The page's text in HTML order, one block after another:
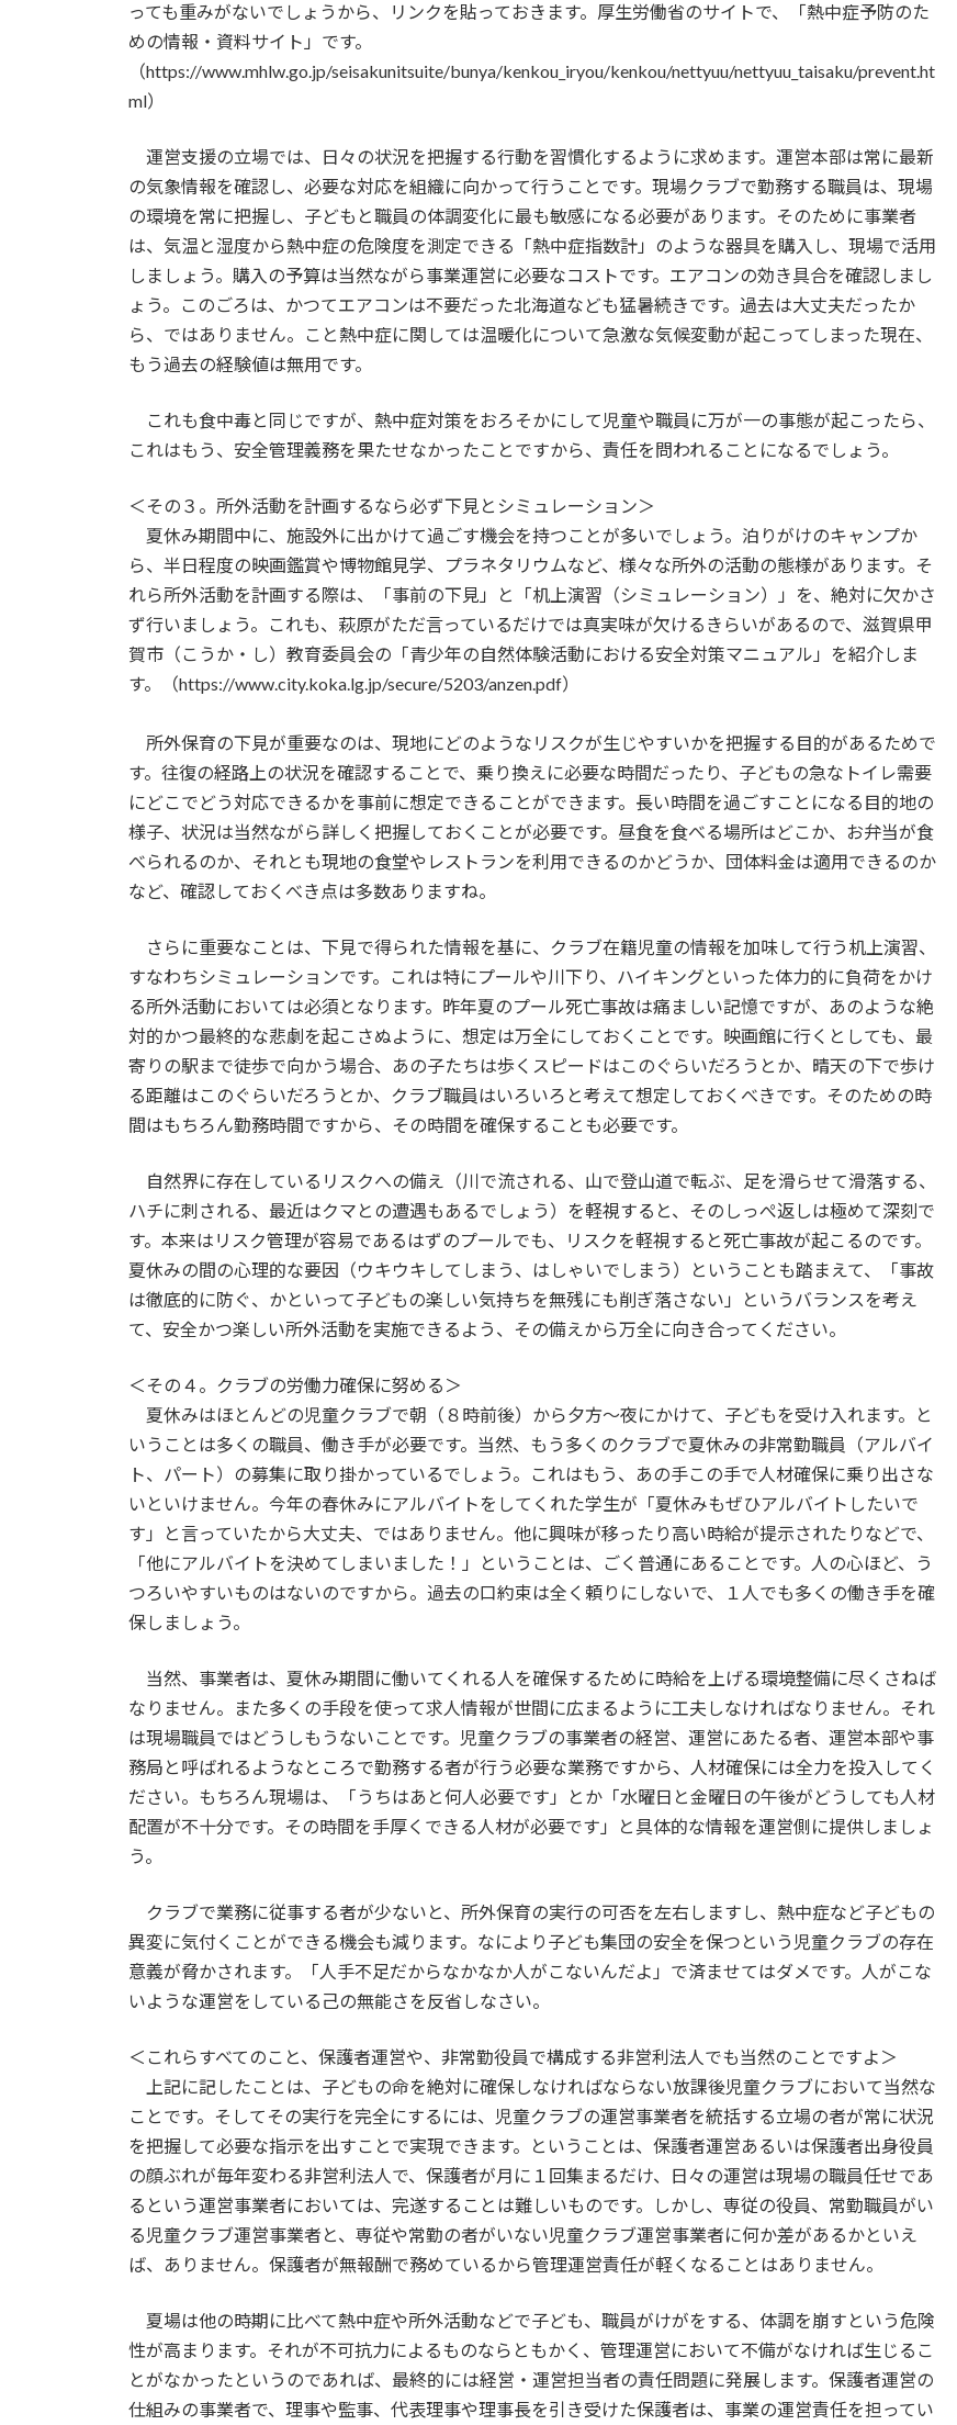
っても重みがないでしょうから、リンクを貼っておきます。厚生労働省のサイトで、「熱中症予防のた
めの情報・資料サイト」です。
（https://www.mhlw.go.jp/seisakunitsuite/bunya/kenkou_iryou/kenkou/nettyuu/nettyuu_taisaku/prevent.ht
ml）
運営支援の立場では、日々の状況を把握する行動を習慣化するように求めます。運営本部は常に最新
の気象情報を確認し、必要な対応を組織に向かって行うことです。現場クラブで勤務する職員は、現場
の環境を常に把握し、子どもと職員の体調変化に最も敏感になる必要があります。そのために事業者
は、気温と湿度から熱中症の危険度を測定できる「熱中症指数計」のような器具を購入し、現場で活用
しましょう。購入の予算は当然ながら事業運営に必要なコストです。エアコンの効き具合を確認しまし
ょう。このごろは、かつてエアコンは不要だった北海道なども猛暑続きです。過去は大丈夫だったか
ら、ではありません。こと熱中症に関しては温暖化について急激な気候変動が起こってしまった現在、
もう過去の経験値は無用です。
これも食中毒と同じですが、熱中症対策をおろそかにして児童や職員に万が一の事態が起こったら、
これはもう、安全管理義務を果たせなかったことですから、責任を問われることになるでしょう。
＜その３。所外活動を計画するなら必ず下見とシミュレーション＞
夏休み期間中に、施設外に出かけて過ごす機会を持つことが多いでしょう。泊りがけのキャンプか
ら、半日程度の映画鑑賞や博物館見学、プラネタリウムなど、様々な所外の活動の態様があります。そ
れら所外活動を計画する際は、「事前の下見」と「机上演習（シミュレーション）」を、絶対に欠かさ
ず行いましょう。これも、萩原がただ言っているだけでは真実味が欠けるきらいがあるので、滋賀県甲
賀市（こうか・し）教育委員会の「青少年の自然体験活動における安全対策マニュアル」を紹介しま
す。（https://www.city.koka.lg.jp/secure/5203/anzen.pdf）
所外保育の下見が重要なのは、現地にどのようなリスクが生じやすいかを把握する目的があるためで
す。往復の経路上の状況を確認することで、乗り換えに必要な時間だったり、子どもの急なトイレ需要
にどこでどう対応できるかを事前に想定できることができます。長い時間を過ごすことになる目的地の
様子、状況は当然ながら詳しく把握しておくことが必要です。昼食を食べる場所はどこか、お弁当が食
べられるのか、それとも現地の食堂やレストランを利用できるのかどうか、団体料金は適用できるのか
など、確認しておくべき点は多数ありますね。
さらに重要なことは、下見で得られた情報を基に、クラブ在籍児童の情報を加味して行う机上演習、
すなわちシミュレーションです。これは特にプールや川下り、ハイキングといった体力的に負荷をかけ
る所外活動においては必須となります。昨年夏のプール死亡事故は痛ましい記憶ですが、あのような絶
対的かつ最終的な悲劇を起こさぬように、想定は万全にしておくことです。映画館に行くとしても、最
寄りの駅まで徒歩で向かう場合、あの子たちは歩くスピードはこのぐらいだろうとか、晴天の下で歩け
る距離はこのぐらいだろうとか、クラブ職員はいろいろと考えて想定しておくべきです。そのための時
間はもちろん勤務時間ですから、その時間を確保することも必要です。
自然界に存在しているリスクへの備え（川で流される、山で登山道で転ぶ、足を滑らせて滑落する、
ハチに刺される、最近はクマとの遭遇もあるでしょう）を軽視すると、そのしっぺ返しは極めて深刻で
す。本来はリスク管理が容易であるはずのプールでも、リスクを軽視すると死亡事故が起こるのです。
夏休みの間の心理的な要因（ウキウキしてしまう、はしゃいでしまう）ということも踏まえて、「事故
は徹底的に防ぐ、かといって子どもの楽しい気持ちを無残にも削ぎ落さない」というバランスを考え
て、安全かつ楽しい所外活動を実施できるよう、その備えから万全に向き合ってください。
＜その４。クラブの労働力確保に努める＞
夏休みはほとんどの児童クラブで朝（８時前後）から夕方～夜にかけて、子どもを受け入れます。と
いうことは多くの職員、働き手が必要です。当然、もう多くのクラブで夏休みの非常勤職員（アルバイ
ト、パート）の募集に取り掛かっているでしょう。これはもう、あの手この手で人材確保に乗り出さな
いといけません。今年の春休みにアルバイトをしてくれた学生が「夏休みもぜひアルバイトしたいで
す」と言っていたから大丈夫、ではありません。他に興味が移ったり高い時給が提示されたりなどで、
「他にアルバイトを決めてしまいました！」ということは、ごく普通にあることです。人の心ほど、う
つろいやすいものはないのですから。過去の口約束は全く頼りにしないで、１人でも多くの働き手を確
保しましょう。
当然、事業者は、夏休み期間に働いてくれる人を確保するために時給を上げる環境整備に尽くさねば
なりません。また多くの手段を使って求人情報が世間に広まるように工夫しなければなりません。それ
は現場職員ではどうしもうないことです。児童クラブの事業者の経営、運営にあたる者、運営本部や事
務局と呼ばれるようなところで勤務する者が行う必要な業務ですから、人材確保には全力を投入してく
ださい。もちろん現場は、「うちはあと何人必要です」とか「水曜日と金曜日の午後がどうしても人材
配置が不十分です。その時間を手厚くできる人材が必要です」と具体的な情報を運営側に提供しましょ
う。
クラブで業務に従事する者が少ないと、所外保育の実行の可否を左右しますし、熱中症など子どもの
異変に気付くことができる機会も減ります。なにより子ども集団の安全を保つという児童クラブの存在
意義が脅かされます。「人手不足だからなかなか人がこないんだよ」で済ませてはダメです。人がこな
いような運営をしている己の無能さを反省しなさい。
＜これらすべてのこと、保護者運営や、非常勤役員で構成する非営利法人でも当然のことですよ＞
上記に記したことは、子どもの命を絶対に確保しなければならない放課後児童クラブにおいて当然な
ことです。そしてその実行を完全にするには、児童クラブの運営事業者を統括する立場の者が常に状況
を把握して必要な指示を出すことで実現できます。ということは、保護者運営あるいは保護者出身役員
の顔ぶれが毎年変わる非営利法人で、保護者が月に１回集まるだけ、日々の運営は現場の職員任せであ
るという運営事業者においては、完遂することは難しいものです。しかし、専従の役員、常勤職員がい
る児童クラブ運営事業者と、専従や常勤の者がいない児童クラブ運営事業者に何か差があるかといえ
ば、ありません。保護者が無報酬で務めているから管理運営責任が軽くなることはありません。
夏場は他の時期に比べて熱中症や所外活動などで子ども、職員がけがをする、体調を崩すという危険
性が高まります。それが不可抗力によるものならともかく、管理運営において不備がなければ生じるこ
とがなかったというのであれば、最終的には経営・運営担当者の責任問題に発展します。保護者運営の
仕組みの事業者で、理事や監事、代表理事や理事長を引き受けた保護者は、事業の運営責任を担ってい